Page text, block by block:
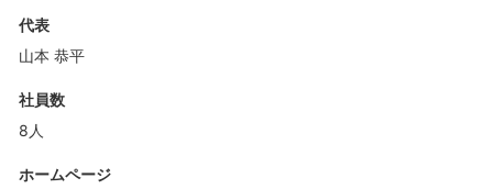
代表
山本 恭平
社員数
8人
ホームページ